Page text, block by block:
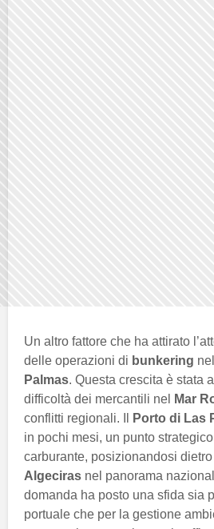
Un altro fattore che ha attirato
delle operazioni di bunkering
Palmas. Questa crescita è stata
difficoltà dei mercantili nel
Mar
conflitti regionali. Il
Porto di Las
in pochi mesi, un punto
carburante, posizionandosi
Algeciras nel panorama
domanda ha posto una sfida sia
portuale che per la gestione